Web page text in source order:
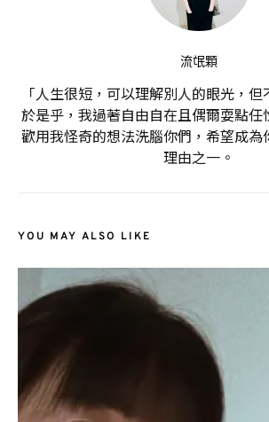
流氓顆
「人生很短，可以理解別人的眼光，但
於是乎，我過著自由自在且偶爾耍點任
歡用我怪奇的想法洗腦你們，希望成為
理由之一。
YOU MAY ALSO LIKE